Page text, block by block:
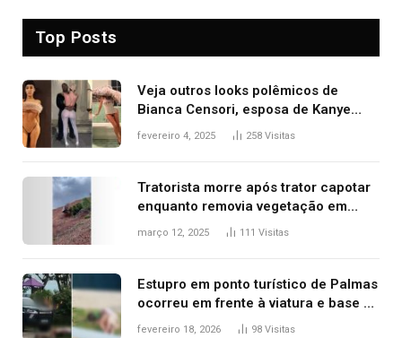
Top Posts
Veja outros looks polêmicos de
Bianca Censori, esposa de Kanye
West que apareceu nua no Grammy
fevereiro 4, 2025 258 Visitas
Tratorista morre após trator capotar
enquanto removia vegetação em
ribanceira de rodovia
março 12, 2025 111 Visitas
Estupro em ponto turístico de Palmas
ocorreu em frente à viatura e base de
segurança; polícia investiga
fevereiro 18, 2026 98 Visitas